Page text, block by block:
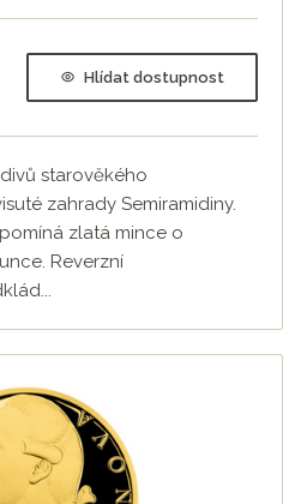
Hlídat dostupnost
starověkého
zahrady Semiramidiny.
zlatá mince o
Reverzní